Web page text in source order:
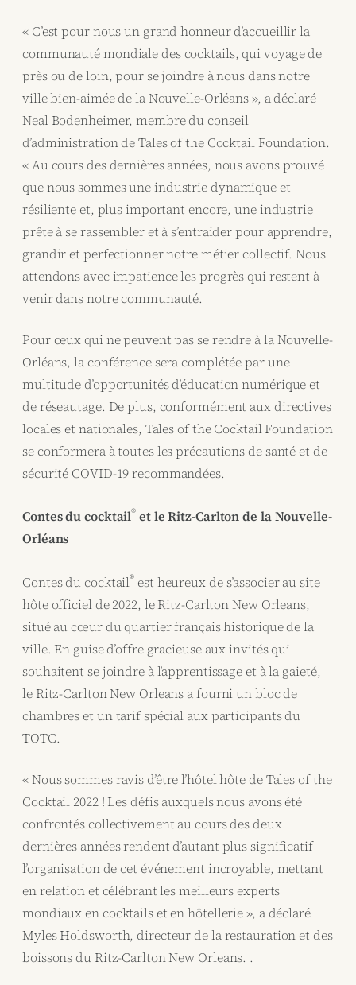
« C’est pour nous un grand honneur d’accueillir la
communauté mondiale des cocktails, qui voyage de
près ou de loin, pour se joindre à nous dans notre
ville bien-aimée de la Nouvelle-Orléans », a déclaré
Neal Bodenheimer, membre du conseil
d’administration de Tales of the Cocktail Foundation.
« Au cours des dernières années, nous avons prouvé
que nous sommes une industrie dynamique et
résiliente et, plus important encore, une industrie
prête à se rassembler et à s’entraider pour apprendre,
grandir et perfectionner notre métier collectif. Nous
attendons avec impatience les progrès qui restent à
venir dans notre communauté.
Pour ceux qui ne peuvent pas se rendre à la Nouvelle-
Orléans, la conférence sera complétée par une
multitude d’opportunités d’éducation numérique et
de réseautage. De plus, conformément aux directives
locales et nationales, Tales of the Cocktail Foundation
se conformera à toutes les précautions de santé et de
sécurité COVID-19 recommandées.
Contes du cocktail® et le Ritz-Carlton de la Nouvelle-
Orléans
Contes du cocktail® est heureux de s’associer au site
hôte officiel de 2022, le Ritz-Carlton New Orleans,
situé au cœur du quartier français historique de la
ville. En guise d’offre gracieuse aux invités qui
souhaitent se joindre à l’apprentissage et à la gaieté,
le Ritz-Carlton New Orleans a fourni un bloc de
chambres et un tarif spécial aux participants du
TOTC.
« Nous sommes ravis d’être l’hôtel hôte de Tales of the
Cocktail 2022 ! Les défis auxquels nous avons été
confrontés collectivement au cours des deux
dernières années rendent d’autant plus significatif
l’organisation de cet événement incroyable, mettant
en relation et célébrant les meilleurs experts
mondiaux en cocktails et en hôtellerie », a déclaré
Myles Holdsworth, directeur de la restauration et des
boissons du Ritz-Carlton New Orleans. .